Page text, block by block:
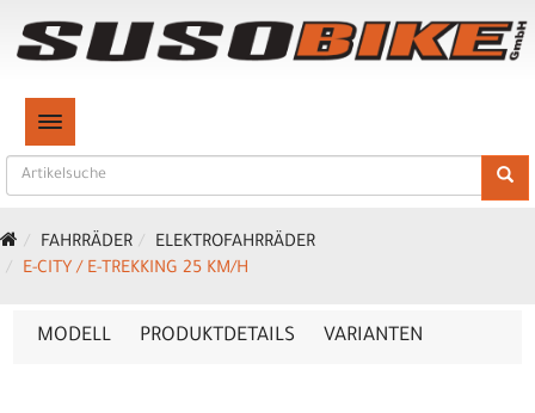
TOGGLE NAVIGATION
FAHRRÄDER
ELEKTROFAHRRÄDER
E-CITY / E-TREKKING 25 KM/H
MODELL PRODUKTDETAILS VARIANTEN